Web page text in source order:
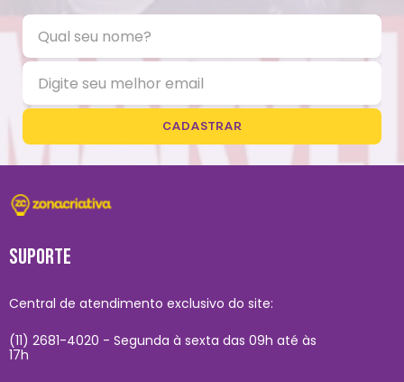
ondas.
Não utilizar produtos químicos ou
abrasivos.
CADASTRAR
SUPORTE
Central de atendimento exclusivo do site:
(11) 2681-4020 - Segunda à sexta das 09h até às
17h